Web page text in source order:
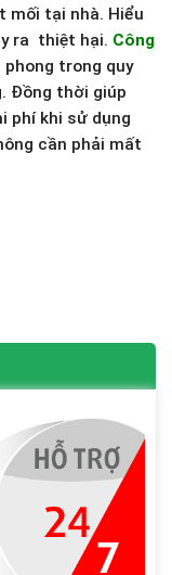
mối tại nhà. Hiểu
ra thiệt hại. Công
trong quy
Đồng thời giúp
phí khi sử dụng
cần phải mất